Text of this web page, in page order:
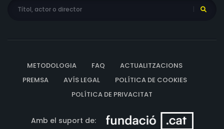
METODOLOGIA FAQ
ACTUALITZACIONS
PREMSA
AVÍS LEGAL
POLÍTICA DE COOKIES
POLÍTICA DE PRIVACITAT
Amb el suport de: